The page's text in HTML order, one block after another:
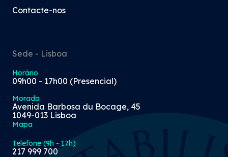
Contacte-nos
Sede - Lisboa
Horário
09h00 - 17h00 (Presencial)
Morada
Avenida Barbosa du Bocage, 45
1049-013 Lisboa
Mapa
Telefone (9h - 17h)
217 999 700